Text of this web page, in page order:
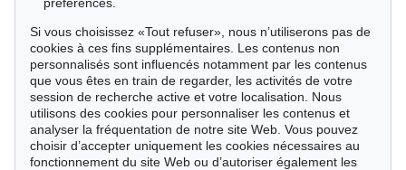
Tous les objets
Offres actuelles
Objets vendus
Chercher
Si vous choisissez «Tout refuser», nous n’utiliserons pas de
cookies à ces fins supplémentaires. Les contenus non
personnalisés sont influencés notamment par les contenus
que vous êtes en train de regarder, les activités de votre
session de recherche active et votre localisation. Nous
utilisons des cookies pour personnaliser les contenus et
analyser la fréquentation de notre site Web. Vous pouvez
choisir d’accepter uniquement les cookies nécessaires au
fonctionnement du site Web ou d’autoriser également les